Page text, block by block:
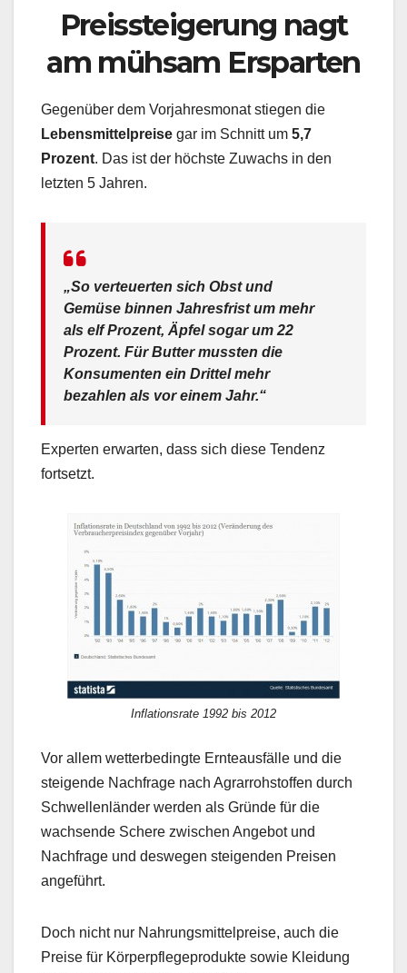
Preissteigerung nagt
am mühsam Ersparten
Gegenüber dem Vorjahresmonat stiegen die
Lebensmittelpreise gar im Schnitt um 5,7
Prozent. Das ist der höchste Zuwachs in den
letzten 5 Jahren.
„So verteuerten sich Obst und
Gemüse binnen Jahresfrist um mehr
als elf Prozent, Äpfel sogar um 22
Prozent. Für Butter mussten die
Konsumenten ein Drittel mehr
bezahlen als vor einem Jahr.“
Experten erwarten, dass sich diese Tendenz
fortsetzt.
Inflationsrate 1992 bis 2012
Vor allem wetterbedingte Ernteausfälle und die
steigende Nachfrage nach Agrarrohstoffen durch
Schwellenländer werden als Gründe für die
wachsende Schere zwischen Angebot und
Nachfrage und deswegen steigenden Preisen
angeführt.
Doch nicht nur Nahrungsmittelpreise, auch die
Preise für Körperpflegeprodukte sowie Kleidung